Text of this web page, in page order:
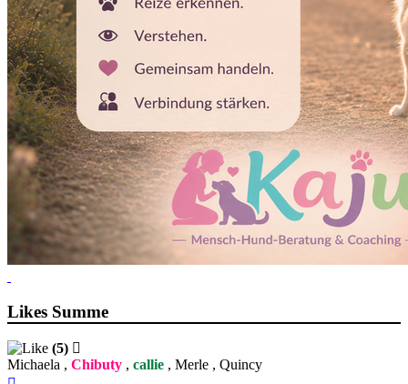
Likes Summe
(5)
Michaela , Chibuty , callie , Merle , Quincy